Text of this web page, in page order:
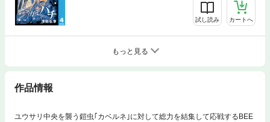
試し読み カートへ
もっと見る
作品情報
ユウサリ中央を襲う鎧虫｢カベルネ｣に対して総力を結集して応戦するBEE